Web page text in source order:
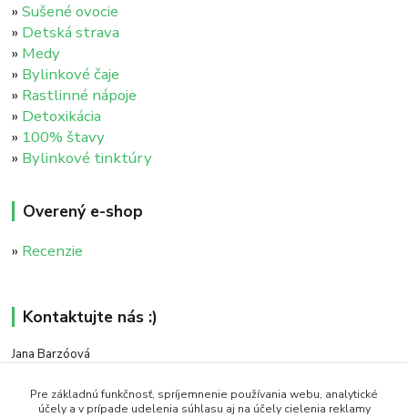
»Sušené ovocie
» Detská strava
» Medy
» Bylinkové čaje
» Rastlinné nápoje
» Detoxikácia
» 100% štavy
» Bylinkové tinktúry
Overený e-shop
» Recenzie
Kontaktujte nás :)
Jana Barzóová
(PO - PIA, 8:00 - 18:00)
Pre základnú funkčnosť, spríjemnenie používania webu, analytické
účely a v prípade udelenia súhlasu aj na účely cielenia reklamy